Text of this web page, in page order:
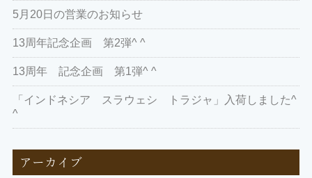
5月20日の営業のお知らせ
13周年記念企画 第2弾^ ^
13周年 記念企画 第1弾^ ^
「インドネシア スラウェシ トラジャ」入荷しました^
^
アーカイブ